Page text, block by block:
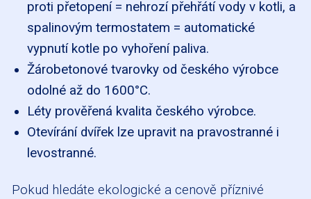
proti přetopení = nehrozí přehřátí vody v kotli, a
spalinovým termostatem = automatické
vypnutí kotle po vyhoření paliva.
Žárobetonové tvarovky od českého výrobce
odolné až do 1600°C.
Léty prověřená kvalita českého výrobce.
Otevírání dvířek lze upravit na pravostranné i
levostranné.
Pokud hledáte ekologické a cenově příznivé